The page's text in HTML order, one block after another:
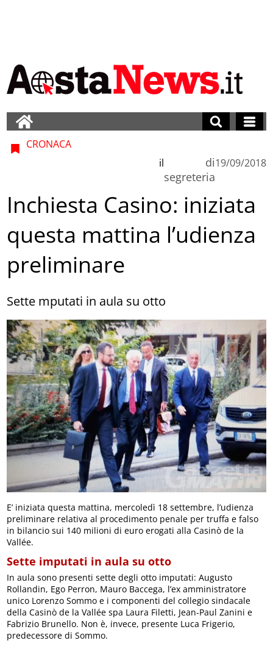
CRONACA
di
segreteria
il 19/09/2018
Inchiesta Casino: iniziata
questa mattina l’udienza
preliminare
Sette mputati in aula su otto
E’ iniziata questa mattina, mercoledì 18 settembre, l’udienza
preliminare relativa al procedimento penale per truffa e falso
in bilancio sui 140 milioni di euro erogati alla Casinò de la
Vallée.
Sette imputati in aula su otto
In aula sono presenti sette degli otto imputati: Augusto
Rollandin, Ego Perron, Mauro Baccega, l’ex amministratore
unico Lorenzo Sommo e i componenti del collegio sindacale
della Casinò de la Vallée spa Laura Filetti, Jean-Paul Zanini e
Fabrizio Brunello. Non è, invece, presente Luca Frigerio,
predecessore di Sommo.